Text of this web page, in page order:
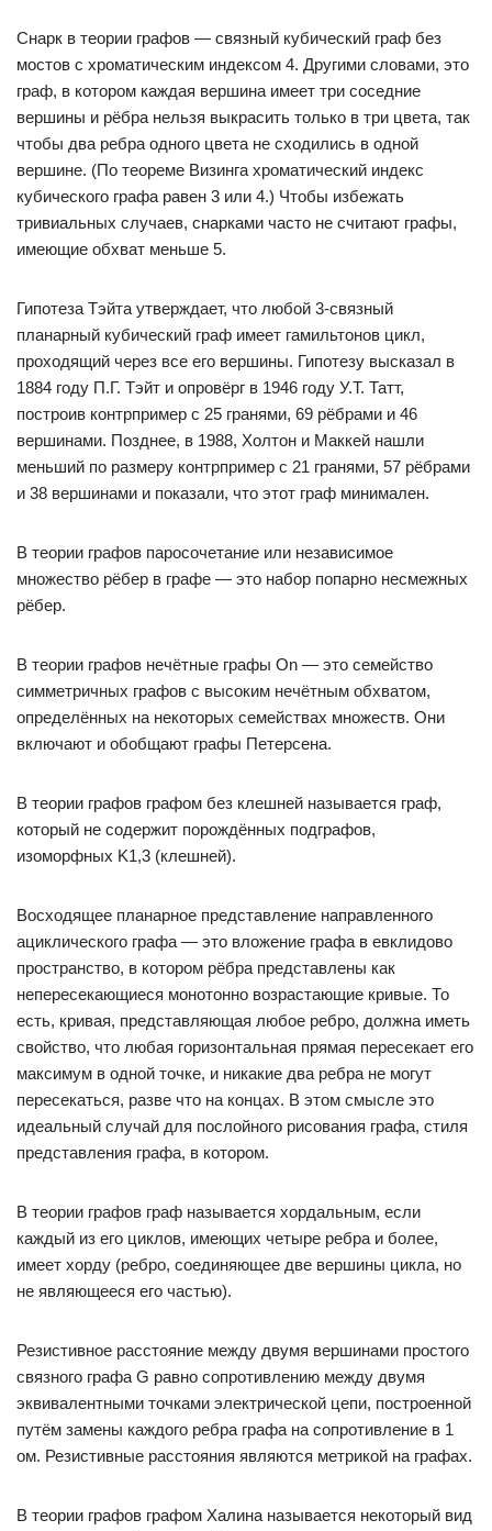
Снарк в теории графов — связный кубический граф без
мостов c хроматическим индексом 4. Другими словами, это
граф, в котором каждая вершина имеет три соседние
вершины и рёбра нельзя выкрасить только в три цвета, так
чтобы два ребра одного цвета не сходились в одной
вершине. (По теореме Визинга хроматический индекс
кубического графа равен 3 или 4.) Чтобы избежать
тривиальных случаев, снарками часто не считают графы,
имеющие обхват меньше 5.
Гипотеза Тэйта утверждает, что любой 3-связный
планарный кубический граф имеет гамильтонов цикл,
проходящий через все его вершины. Гипотезу высказал в
1884 году П.Г. Тэйт и опровёрг в 1946 году У.Т. Татт,
построив контрпример с 25 гранями, 69 рёбрами и 46
вершинами. Позднее, в 1988, Холтон и Маккей нашли
меньший по размеру контрпример с 21 гранями, 57 рёбрами
и 38 вершинами и показали, что этот граф минимален.
В теории графов паросочетание или независимое
множество рёбер в графе — это набор попарно несмежных
рёбер.
В теории графов нечётные графы On — это семейство
симметричных графов с высоким нечётным обхватом,
определённых на некоторых семействах множеств. Они
включают и обобщают графы Петерсена.
В теории графов графом без клешней называется граф,
который не содержит порождённых подграфов,
изоморфных K1,3 (клешней).
Восходящее планарное представление направленного
ациклического графа — это вложение графа в евклидово
пространство, в котором рёбра представлены как
непересекающиеся монотонно возрастающие кривые. То
есть, кривая, представляющая любое ребро, должна иметь
свойство, что любая горизонтальная прямая пересекает его
максимум в одной точке, и никакие два ребра не могут
пересекаться, разве что на концах. В этом смысле это
идеальный случай для послойного рисования графа, стиля
представления графа, в котором.
В теории графов граф называется хордальным, если
каждый из его циклов, имеющих четыре ребра и более,
имеет хорду (ребро, соединяющее две вершины цикла, но
не являющееся его частью).
Резистивное расстояние между двумя вершинами простого
связного графа G равно сопротивлению между двумя
эквивалентными точками электрической цепи, построенной
путём замены каждого ребра графа на сопротивление в 1
ом. Резистивные расстояния являются метрикой на графах.
В теории графов графом Халина называется некоторый вид